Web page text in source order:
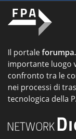
Il portale
importante luogo
confronto tra le
nei processi di
tecnologica della